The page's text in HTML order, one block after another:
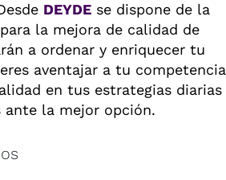
DEYDE se dispone de la
para la mejora de calidad de
a ordenar y enriquecer tu
aventajar a tu competencia
en tus estrategias diarias
ante la mejor opción.